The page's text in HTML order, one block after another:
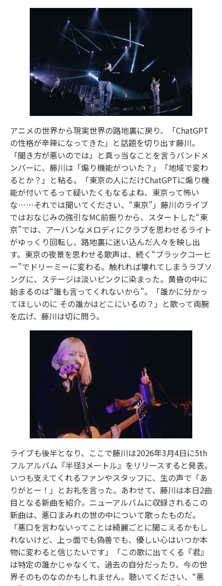
アニメの世界から現実世界の路地裏に戻り、「ChatGPT
の性格が辛辣になってきた」と話題を切り出す藤川。
「聞き方が悪いのでは」と真っ当なことを言うバンドメ
ンバーに、藤川は「煽り機能がついた？」「地域で変わ
るとか？」と粘る。「東京の人にだけChatGPTに煽り機
能が付いてるって疑いたくもなるよね、東京って怖い
な……それでは聞いてください、“東京”」藤川のライブ
ではおなじみの強引なMC前振りから、スタートした“東
京”では、アーバンなメロディにクラブを思わせるライト
がゆっくり回転し、路地裏に迷い込んだ人々を映し出
す。東京の夜景を思わせる歌声は、続く“ブラックコーヒ
ー”でドリーミーに変わる。触れれば壊れてしまうラブソ
ングに、ステージは淡いピンクに染まった。黄昏の中に
始まるのは“誰も言ってくれないから”。「誰かに分かっ
てほしいのに その誰かはどこにいるの？」と歌って両腕
を広げ、藤川は切に問う。
ライブも後半となり、ここで藤川は2026年3月4日に5th
フルアルバム『半径3メートル』をリリースすると発表。
いつも支えてくれるファンやスタッフに、生の声で「あ
りがとー！」とお礼を言った。あわせて、藤川は本日2曲
目となる新曲を紹介。ニューアルバムに収録されるこの
新曲は、悪口まみれの世の中について歌ったものだ。
「悪口を言わないってことは綺麗ごとに聞こえるかもし
れないけど、上っ面でも偽善でも、優しい心はいつか本
物に変わると信じたいです」「この歌に出てくる『君』
は特定の誰かじゃなくて、過去の自分だったり、今の世
界そのものなのかもしれません。聴いてください、“悪